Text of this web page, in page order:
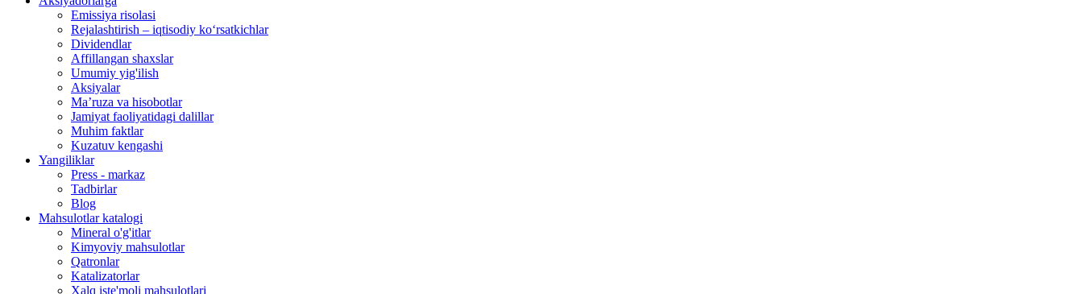
Emissiya risolasi
Rejalashtirish – iqtisodiy ko‘rsatkichlar
Dividendlar
Affillangan shaxslar
Umumiy yig'ilish
Aksiyalar
Ma’ruza va hisobotlar
Jamiyat faoliyatidagi dalillar
Muhim faktlar
Kuzatuv kengashi
Yangiliklar
Press - markaz
Tadbirlar
Blog
Mahsulotlar katalogi
Mineral o'g'itlar
Kimyoviy mahsulotlar
Qatronlar
Katalizatorlar
Xalq iste'moli mahsulotlari